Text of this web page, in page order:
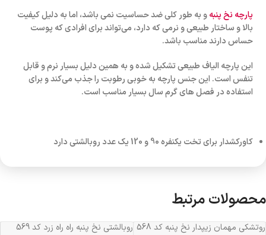
پارچه نخ پنبهو به طور کلی ضد حساسیت نمی باشد، اما به دلیل کیفیت
بالا و ساختار طبیعی و نرمی که دارد، می‌تواند برای افرادی که پوست
حساس دارند مناسب باشد.
این پارچه الیاف طبیعی تشکیل شده و به همین دلیل بسیار نرم و قابل
تنفس است. این جنس پارچه به خوبی رطوبت را جذب می‌کند و برای
استفاده در فصل های گرم سال بسیار مناسب است.
کاورکشدار برای تخت یکنفره 90 و 120 یک عدد روبالشتی دارد
محصولات مرتبط
روتشکی مهمان زیپدار نخ پنبه کد 568
روبالشتی نخ پنبه راه راه زرد کد 569